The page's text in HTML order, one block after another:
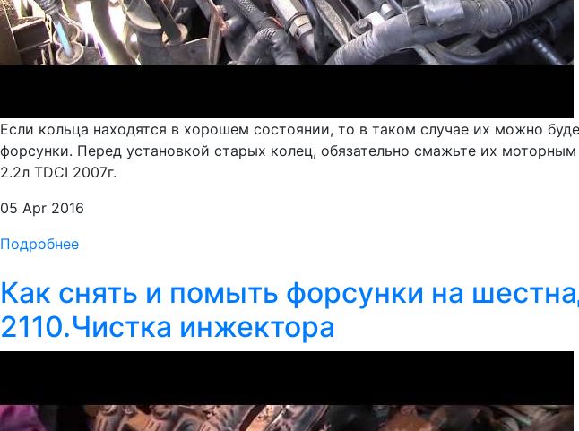
Если кольца находятся в хорошем состоянии, то в таком случае их можно
форсунки. Перед установкой старых колец, обязательно смажьте их
2.2л TDCI 2007г.
05 Apr 2016
Подробнее
Как снять и помыть форсунки на
2110.Чистка инжектора